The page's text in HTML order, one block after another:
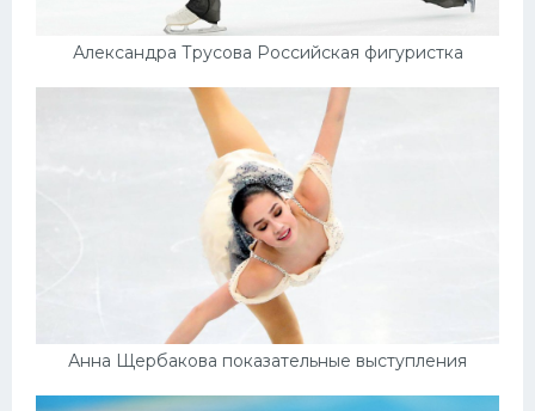
Александра Трусова Российская фигуристка
Анна Щербакова показательные выступления